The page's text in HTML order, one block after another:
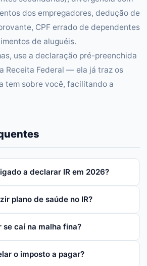
dos empregadores, dedução de
CPF errado de dependentes
de aluguéis.
use a declaração pré-preenchida
Receita Federal — ela já traz os
tem sobre você, facilitando a
a declarar IR em 2026?
plano de saúde no IR?
se caí na malha fina?
o imposto a pagar?